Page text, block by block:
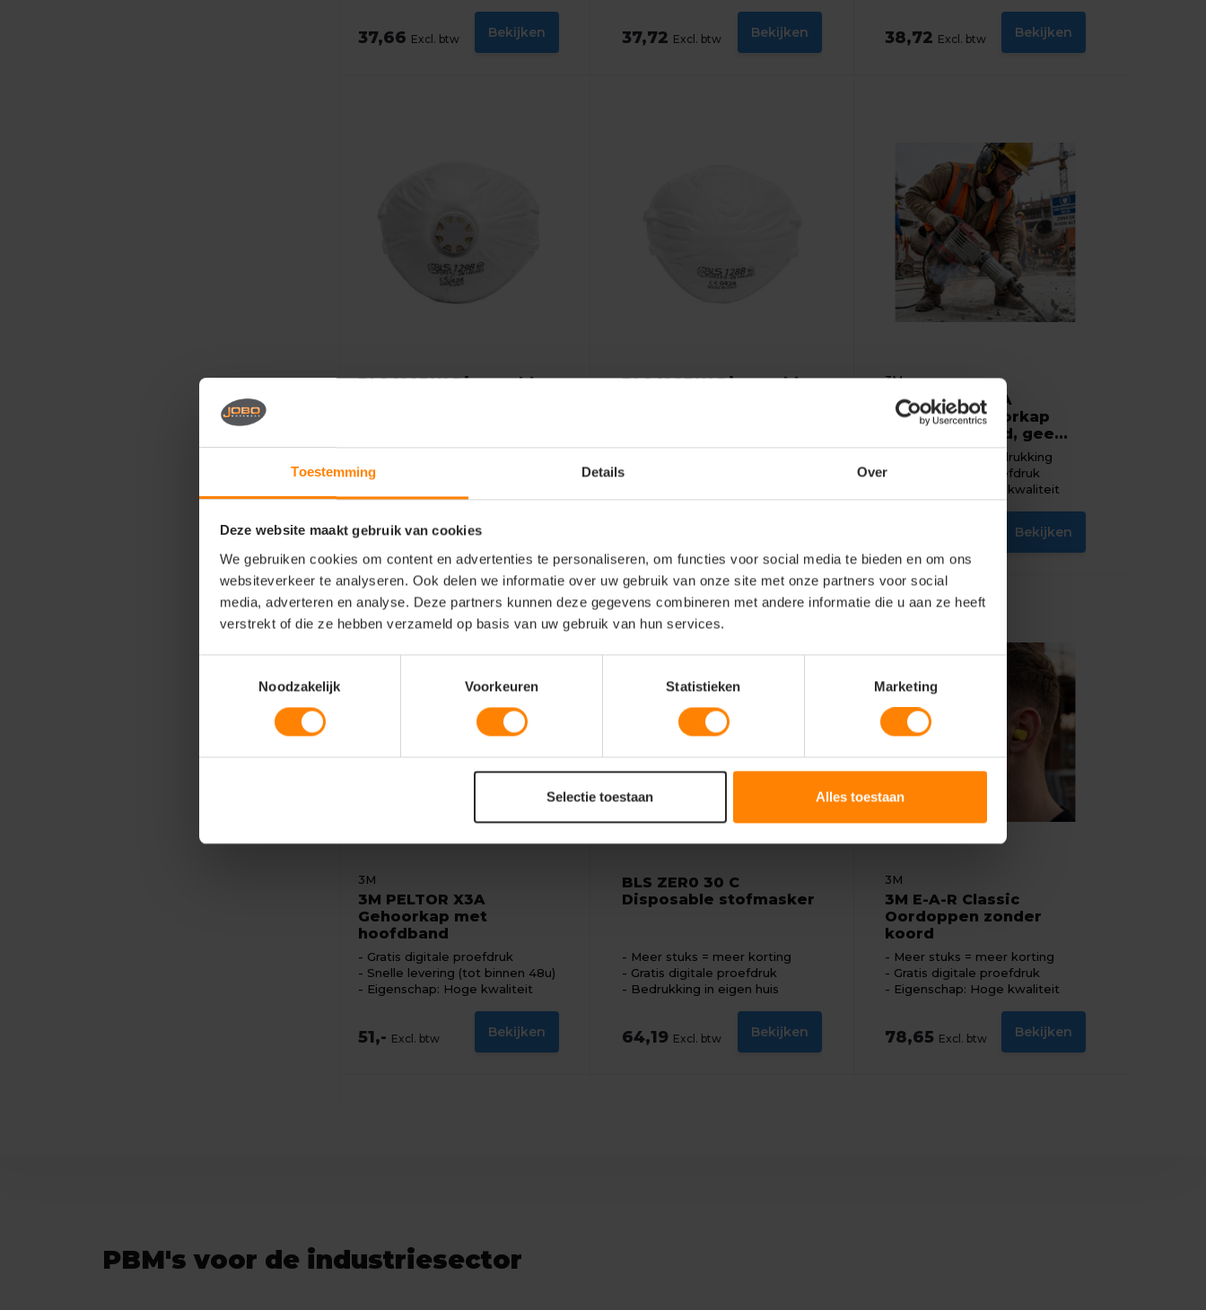
Toestemming Details Over
Deze website maakt gebruik van cookies
We gebruiken cookies om content en advertenties te personaliseren, om functies voor social media te bieden en om ons
websiteverkeer te analyseren. Ook delen we informatie over uw gebruik van onze site met onze partners voor social
media, adverteren en analyse. Deze partners kunnen deze gegevens combineren met andere informatie die u aan ze heeft
verstrekt of die ze hebben verzameld op basis van uw gebruik van hun services.
Noodzakelijk
Voorkeuren Statistieken Marketing
Selectie toestaan Alles toestaan
37,66 Excl. btw Bekijken 37,72 Excl. btw Bekijken 38,72 Excl. btw Bekijken
BLS 129BW Disposable
Gratis digitale proefdruk
39,91Excl. btw
BLS 128BW Disposable
3M
3M PELTOR X2A
Comfort Gehoorkap
met hoofdband, gee...
Met of zonder bedrukking
Gratis digitale proefdruk
Eigenschap: Hoge kwaliteit
Bekijken
3M
3M PELTOR X3A
Gehoorkap met
hoofdband
Gratis digitale proefdruk
Snelle levering (tot binnen 48u)
Eigenschap: Hoge kwaliteit
51,- Excl. btw Bekijken
BLS ZER0 30 C
Disposable stofmasker
Meer stuks = meer korting
Gratis digitale proefdruk
Bedrukking in eigen huis
64,19 Excl. btw Bekijken
3M
3M E-A-R Classic
Oordoppen zonder
koord
Meer stuks = meer korting
Gratis digitale proefdruk
Eigenschap: Hoge kwaliteit
78,65 Excl. btw Bekijken
PBM's voor de industriesector